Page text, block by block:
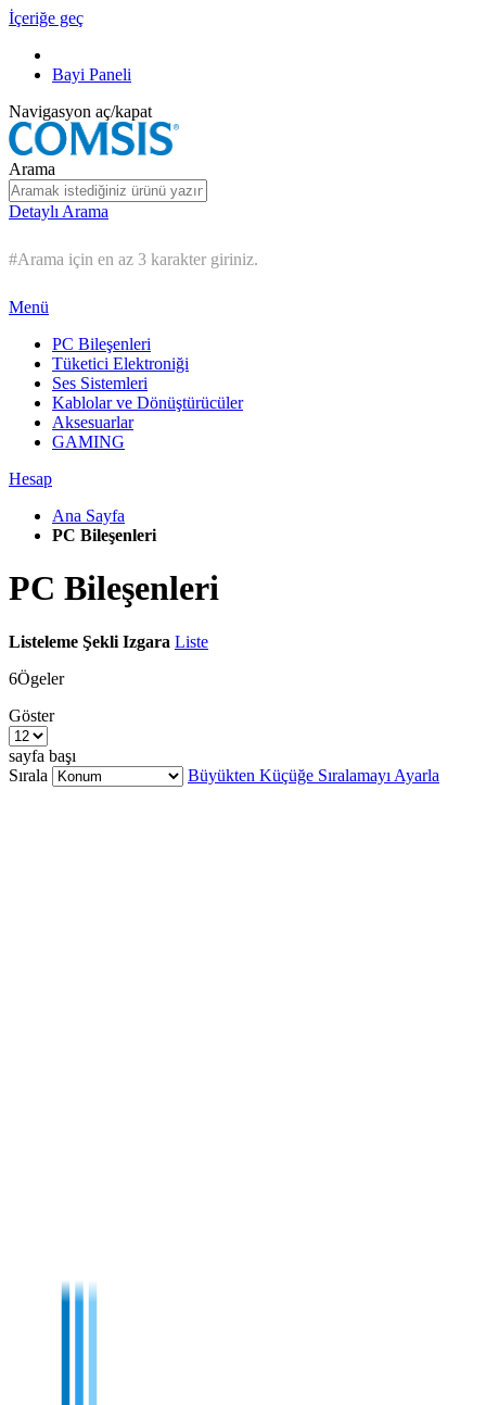
İçeriğe geç
Bayi Paneli
Navigasyon aç/kapat
Arama
Detaylı Arama
#Arama için en az 3 karakter giriniz.
Menü
PC Bileşenleri
Tüketici Elektroniği
Ses Sistemleri
Kablolar ve Dönüştürücüler
Aksesuarlar
GAMING
Hesap
Ana Sayfa
PC Bileşenleri
PC Bileşenleri
Listeleme Şekli Izgara Liste
6Ögeler
Göster
sayfa başı
Sırala
Büyükten Küçüğe Sıralamayı Ayarla